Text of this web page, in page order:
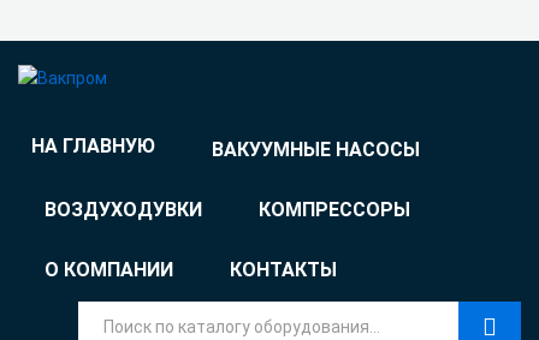
НА ГЛАВНУЮ ВАКУУМНЫЕ НАСОСЫ
ВОЗДУХОДУВКИ КОМПРЕССОРЫ
О КОМПАНИИ КОНТАКТЫ